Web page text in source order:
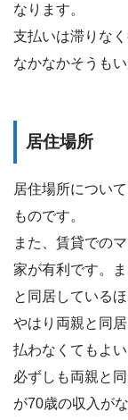
なります。
支払いは滞りな
なかなかそうも
居住場所
居住場所につい
ものです。
また、賃貸での
家が有利です。
と同居している
やはり両親と同
払わなくてもよ
必ずしも両親と
が70歳の収入が